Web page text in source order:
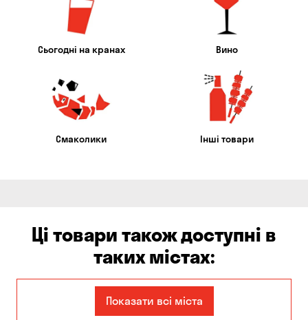
Сьогодні на кранах Вино
Смаколики Інші товари
Ці товари також доступні в
таких містах:
ЄлизаветівкаПоказати всі міста